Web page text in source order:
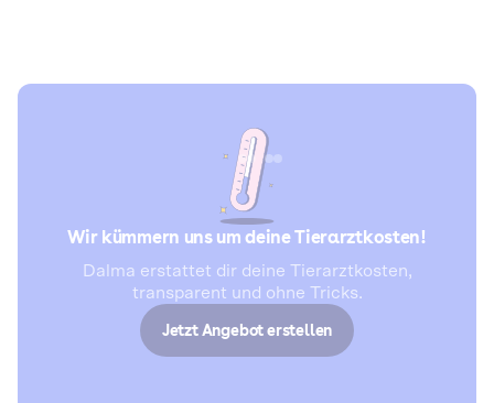
Wir kümmern uns um deine Tierarztkosten!
Dalma erstattet dir deine Tierarztkosten,
transparent und ohne Tricks.
Jetzt Angebot erstellen